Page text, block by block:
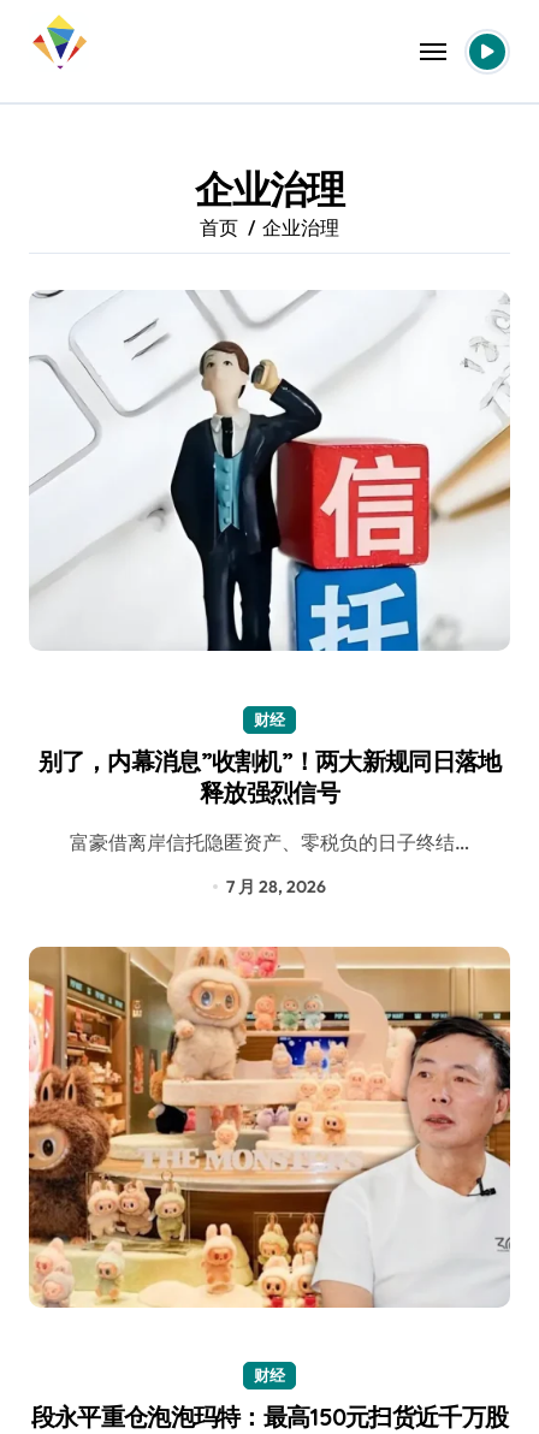
企业治理
首页 企业治理
财经
别了，内幕消息”收割机”！两大新规同日落地
释放强烈信号
富豪借离岸信托隐匿资产、零税负的日子终结…
7 月 28, 2026
财经
段永平重仓泡泡玛特：最高150元扫货近千万股